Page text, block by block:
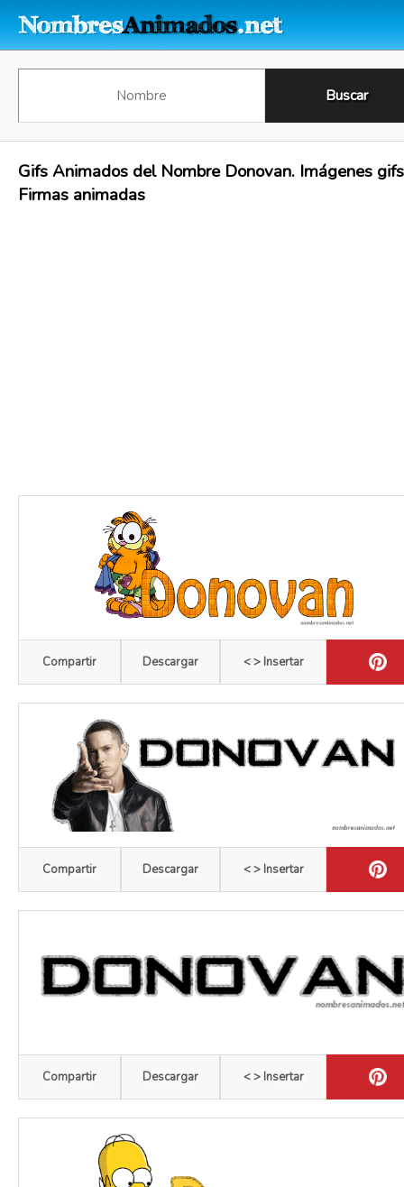
Gifs Animados del Nombre Donovan. Imágenes
Firmas animadas
Compartir Descargar < > Insertar
Compartir Descargar < > Insertar
Compartir Descargar < > Insertar